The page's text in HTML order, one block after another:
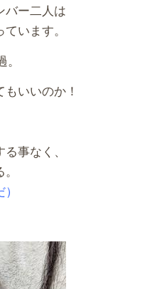
バー二人は
います。
いいのか！
事なく、